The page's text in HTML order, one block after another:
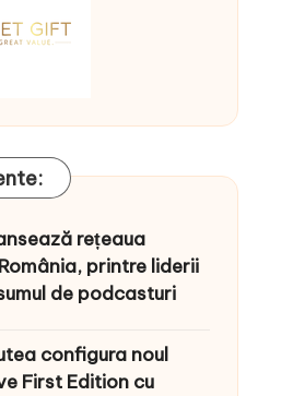
rețeaua
printre liderii
de podcasturi
configura noul
First Edition cu